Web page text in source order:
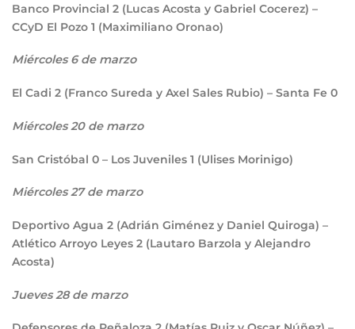
Banco Provincial 2 (Lucas Acosta y Gabriel Cocerez) –
CCyD El Pozo 1 (Maximiliano Oronao)
Miércoles 6 de marzo
El Cadi 2 (Franco Sureda y Axel Sales Rubio) – Santa Fe 0
Miércoles 20 de marzo
San Cristóbal 0 – Los Juveniles 1 (Ulises Morinigo)
Miércoles 27 de marzo
Deportivo Agua 2 (Adrián Giménez y Daniel Quiroga) –
Atlético Arroyo Leyes 2 (Lautaro Barzola y Alejandro
Acosta)
Jueves 28 de marzo